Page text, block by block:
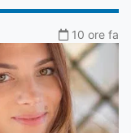
10 ore fa